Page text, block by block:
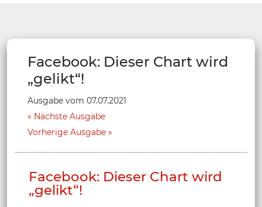
Facebook: Dieser Chart wird
„gelikt“!
Ausgabe vom 07.07.2021
Nächste Ausgabe
Vorherige Ausgabe
Facebook: Dieser Chart wird
„gelikt“!